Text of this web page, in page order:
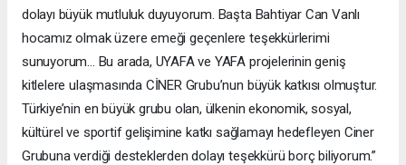
dolayı büyük mutluluk duyuyorum. Başta Bahtiyar Can Vanlı
hocamız olmak üzere emeği geçenlere teşekkürlerimi
sunuyorum... Bu arada, UYAFA ve YAFA projelerinin geniş
kitlelere ulaşmasında CİNER Grubu’nun büyük katkısı olmuştur.
Türkiye’nin en büyük grubu olan, ülkenin ekonomik, sosyal,
kültürel ve sportif gelişimine katkı sağlamayı hedefleyen Ciner
Grubuna verdiği desteklerden dolayı teşekkürü borç biliyorum.”